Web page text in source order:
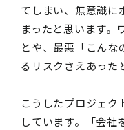
てしまい、無意識に
まったと思います。
とや、最悪「こんな
るリスクさえあった
こうしたプロジェク
しています。「会社